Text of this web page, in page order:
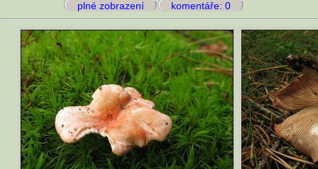
plné zobrazení komentáře: 0